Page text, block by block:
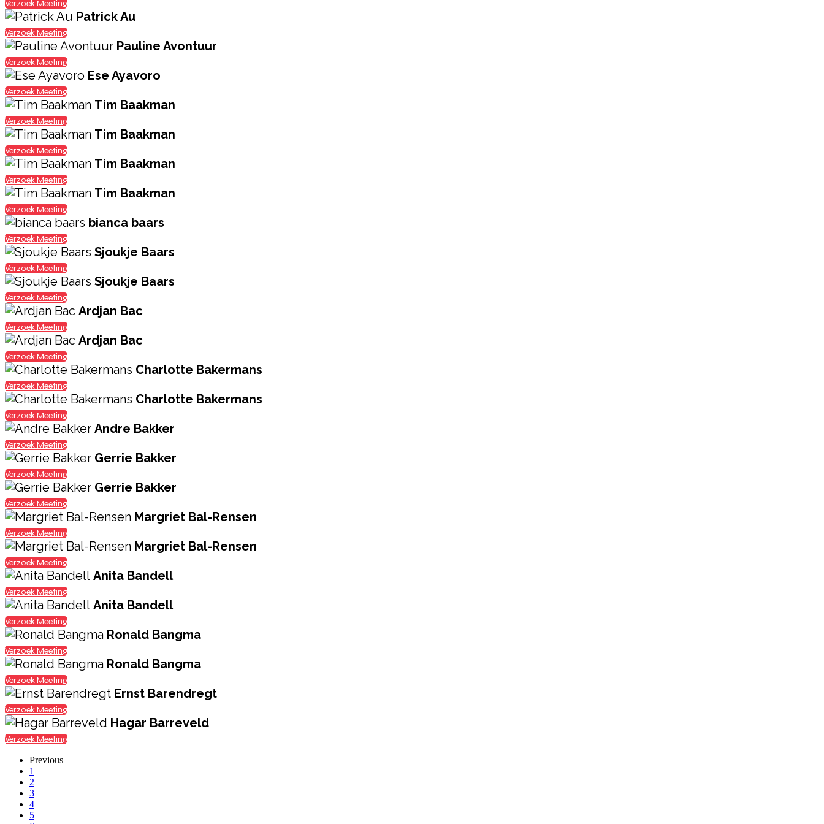
Verzoek Meeting
Patrick Au
Verzoek Meeting
Pauline Avontuur
Verzoek Meeting
Ese Ayavoro
Verzoek Meeting
Tim Baakman
Verzoek Meeting
Tim Baakman
Verzoek Meeting
Tim Baakman
Verzoek Meeting
Tim Baakman
Verzoek Meeting
bianca baars
Verzoek Meeting
Sjoukje Baars
Verzoek Meeting
Sjoukje Baars
Verzoek Meeting
Ardjan Bac
Verzoek Meeting
Ardjan Bac
Verzoek Meeting
Charlotte Bakermans
Verzoek Meeting
Charlotte Bakermans
Verzoek Meeting
Andre Bakker
Verzoek Meeting
Gerrie Bakker
Verzoek Meeting
Gerrie Bakker
Verzoek Meeting
Margriet Bal-Rensen
Verzoek Meeting
Margriet Bal-Rensen
Verzoek Meeting
Anita Bandell
Verzoek Meeting
Anita Bandell
Verzoek Meeting
Ronald Bangma
Verzoek Meeting
Ronald Bangma
Verzoek Meeting
Ernst Barendregt
Verzoek Meeting
Hagar Barreveld
Verzoek Meeting
Previous
1
2
3
4
5